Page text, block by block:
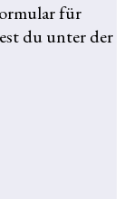
für
du unter der